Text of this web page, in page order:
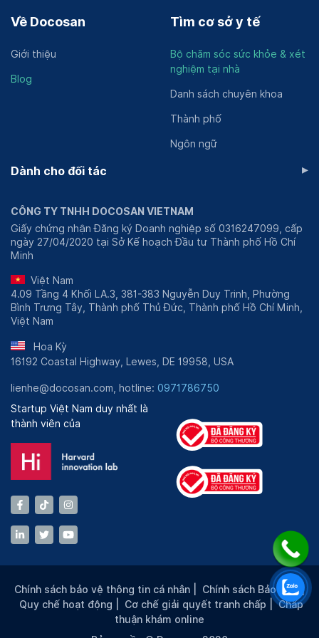
Về Docosan
Giới thiệu
Blog
Tìm cơ sở y tế
Bộ chăm sóc sức khỏe & xét
nghiệm tại nhà
Danh sách chuyên khoa
Thành phố
Ngôn ngữ
Dành cho đối tác ▸
CÔNG TY TNHH DOCOSAN VIETNAM
Giấy chứng nhận Đăng ký Doanh nghiệp số 0316247099, cấp
ngày 27/04/2020 tại Sở Kế hoạch Đầu tư Thành phố Hồ Chí
Minh
Việt Nam
4.09 Tầng 4 Khối LA.3, 381-383 Nguyễn Duy Trinh, Phường
Bình Trưng Tây, Thành phố Thủ Đức, Thành phố Hồ Chí Minh,
Việt Nam
Hoa Kỳ
16192 Coastal Highway, Lewes, DE 19958, USA
lienhe@docosan.com, hotline: 0971786750
Startup Việt Nam duy nhất là
thành viên của
Chính sách bảo vệ thông tin cá nhân Chính sách Bảo mật |
Quy chế hoạt động
Cơ chế giải quyết tranh chấp |Chấp
thuận khám online